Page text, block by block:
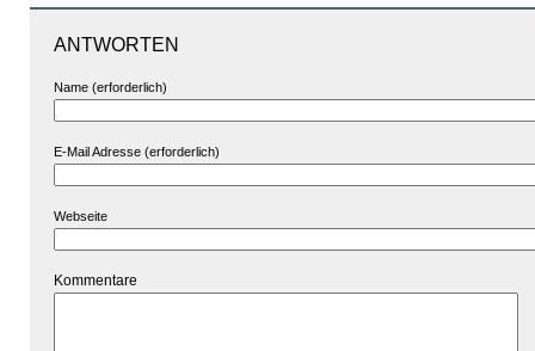
ANTWORTEN
Name (erforderlich)
E-Mail Adresse (erforderlich)
Webseite
Kommentare